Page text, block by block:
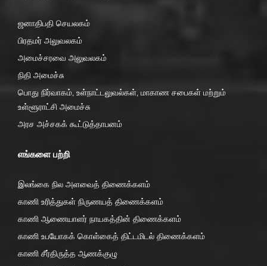
ஜனாதிபதி செயலகம்
பிரதமர் அலுவலகம்
அமைச்சரவை அலுவலகம்
நிதி அமைச்சு
பொது நிர்வாகம், உள்நாட்டலுவல்கள், மாகாண சபைகள் மற்றும்
உள்ளூராட்சி அமைச்சு
அரச அச்சகக் கூட்டுத்தாபனம்
எங்களை பற்றி
இலங்கை நில அளவைத் திணைக்களம்
காணி உரித்துகள் நிருணயத் திணைக்களம்
காணி ஆணையாளர் நாயகத்தின் திணைக்களம்
காணி உபயோகக் கொள்கைத் திட்டமிடல் திணைக்களம்
காணி சீர்திருத்த ஆணக்குழு